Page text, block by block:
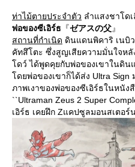
ท่าไม้ตายประจำตัว ลำแสงชาโด
พ่อของซีเอิร์ธ 『ゼアスの父』
สถานที่กำเนิด ดินแดนพิคาริ เนบิ
คัทสึโตะ ซึ่งสูญเสียความมั่นใจห
โดว์ ได้พูดคุยกับพ่อของเขาในดิ
โดยพ่อของเขาก็ได้ส่ง Ultra Sign
ภาพเงาของพ่อของซีเอิร์ธในหนัง
``Ultraman Zeus 2 Super
เอิร์ธ เคยฝึก Zแคปซูลมอนสเตอร์